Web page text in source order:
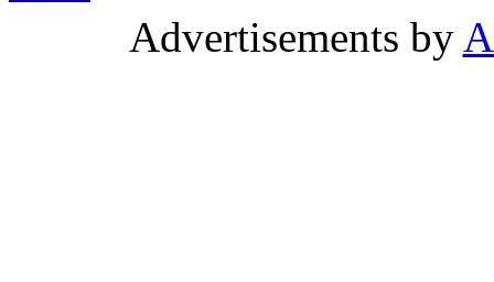
Advertisements by